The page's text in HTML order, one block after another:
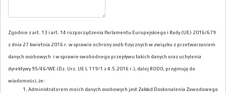
Zgodnie z art. 13 i art. 14 rozporządzenia Parlamentu Europejskiego i Rady (UE) 2016/679
z dnia 27 kwietnia 2016 r. w sprawie ochrony osób fizycznych w związku z przetwarzaniem
danych osobowych i w sprawie swobodnego przepływu takich danych oraz uchylenia
dyrektywy 95/46/WE (Dz. Urz. UE L 119/1 z 4.5.2016 r.), dalej RODO, przyjmuję do
wiadomości, że:
Administratorem moich danych osobowych jest Zakład Doskonalenia Zawodowego